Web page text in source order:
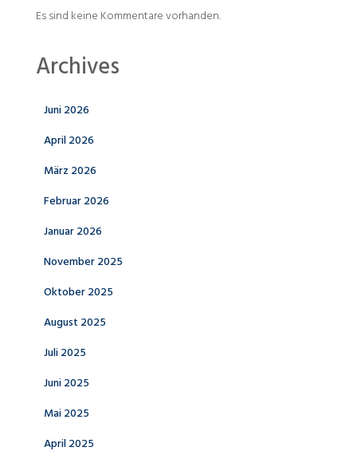
Es sind keine Kommentare vorhanden.
Archives
Juni 2026
April 2026
März 2026
Februar 2026
Januar 2026
November 2025
Oktober 2025
August 2025
Juli 2025
Juni 2025
Mai 2025
April 2025